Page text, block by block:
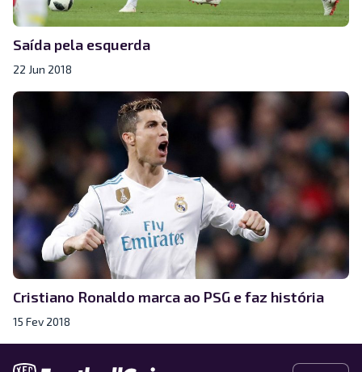
Saída pela esquerda
22 Jun 2018
Cristiano Ronaldo marca ao PSG e faz história
15 Fev 2018